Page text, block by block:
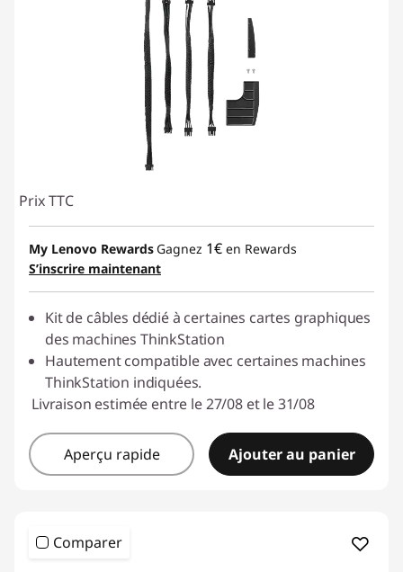
Prix TTC
My Lenovo Rewards Gagnez 1€ en Rewards
S’inscrire maintenant
Kit de câbles dédié à certaines cartes graphiques
des machines ThinkStation
Hautement compatible avec certaines machines
ThinkStation indiquées.
Livraison estimée entre le 27/08 et le 31/08
Aperçu rapide Ajouter au panier
Comparer